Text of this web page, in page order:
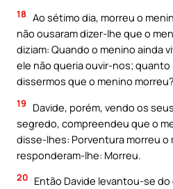
18 Ao sétimo dia, morreu o
não ousaram dizer-lhe que o
diziam: Quando o menino ainda
ele não queria ouvir-nos; quanto
dissermos que o menino morreu?
19
Davide, porém, vendo os
segredo, compreendeu que o
disse-lhes: Porventura morreu o
responderam-lhe: Morreu.
20 Então Davide levantou-se